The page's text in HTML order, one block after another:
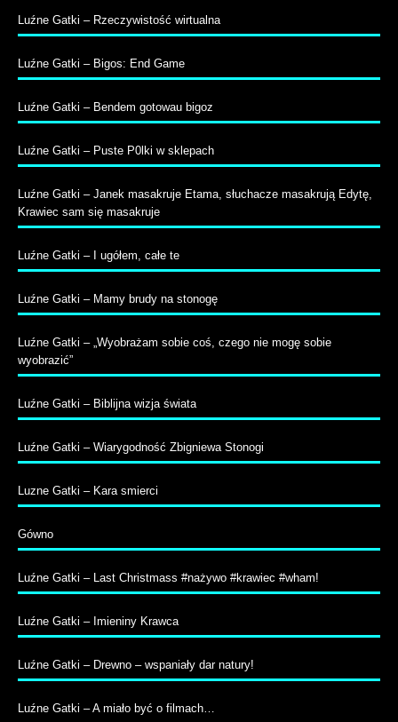
Luźne Gatki – Rzeczywistość wirtualna
Luźne Gatki – Bigos: End Game
Luźne Gatki – Bendem gotowau bigoz
Luźne Gatki – Puste P0lki w sklepach
Luźne Gatki – Janek masakruje Etama, słuchacze masakrują Edytę,
Krawiec sam się masakruje
Luźne Gatki – I ugółem, całe te
Luźne Gatki – Mamy brudy na stonogę
Luźne Gatki – „Wyobrażam sobie coś, czego nie mogę sobie
wyobrazić”
Luźne Gatki – Biblijna wizja świata
Luźne Gatki – Wiarygodność Zbigniewa Stonogi
Luzne Gatki – Kara smierci
Gówno
Luźne Gatki – Last Christmass #nażywo #krawiec #wham!
Luźne Gatki – Imieniny Krawca
Luźne Gatki – Drewno – wspaniały dar natury!
Luźne Gatki – A miało być o filmach…